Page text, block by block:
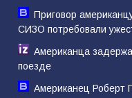
Приговор
СИЗО потребовали
Американца
поезде
Американец Роберт